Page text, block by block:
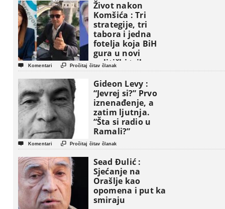
Život nakon
Komšića : Tri
strategije, tri
tabora i jedna
fotelja koja BiH
gura u novi
politički triler
 Komentari  Pročitaj čitav članak
Gideon Levy :
“Jevrej si?” Prvo
iznenađenje, a
zatim ljutnja.
“Šta si radio u
Ramali?”
 Komentari  Pročitaj čitav članak
Sead Đulić :
Sjećanje na
Orašlje kao
opomena i put ka
smiraju